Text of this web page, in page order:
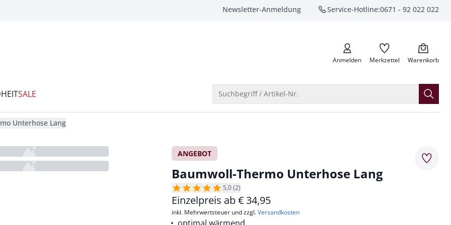
Newsletter-Anmeldung Service-Hotline:0671 - 92 022 022
anrufen
Anmelden Merkzettel Warenkorb
SALE Suchbegriff / Artikel-Nr.
Unterhose Lang
ANGEBOT
Baumwoll-Thermo Unterhose Lang
5,0 (2)
Einzelpreis ab€ 34,95
inkl. Mehrwertsteuer und zzgl.Versandkosten
optimal wärmend